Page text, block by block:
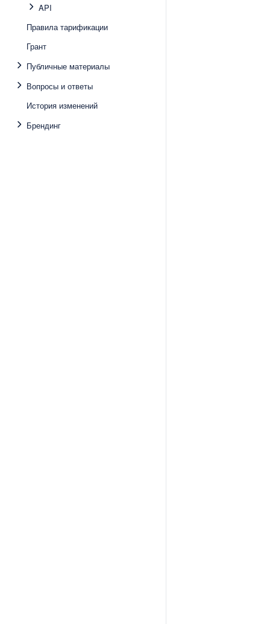
API
Правила тарификации
Грант
Публичные материалы
Вопросы и ответы
История изменений
Брендинг